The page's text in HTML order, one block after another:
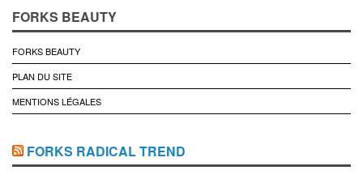
FORKS BEAUTY
FORKS BEAUTY
PLAN DU SITE
MENTIONS LÉGALES
FORKS RADICAL TREND